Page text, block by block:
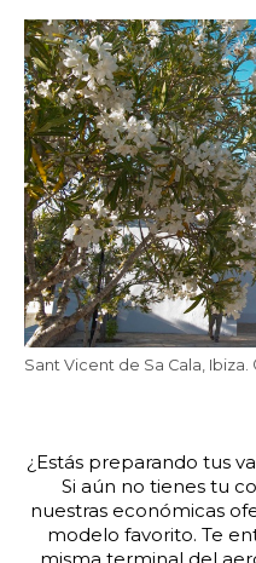
Sant Vicent de Sa Cala,
¿Estás preparando tus
Si aún no tienes tu
nuestras económicas
modelo favorito. Te